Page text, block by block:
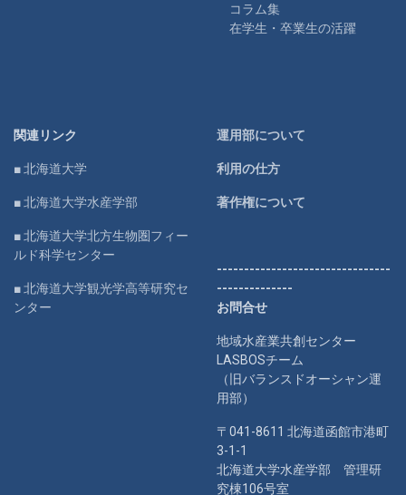
コラム集
在学生・卒業生の活躍
関連リンク
■ 北海道大学
■ 北海道大学水産学部
■ 北海道大学北方生物圏フィー
ルド科学センター
■ 北海道大学観光学高等研究セ
ンター
運用部について
利用の仕方
著作権について
--------------------------------
--------------
お問合せ
地域水産業共創センター
LASBOSチーム
（旧バランスドオーシャン運
用部）
〒041-8611 北海道函館市港町
3-1-1
北海道大学水産学部 管理研
究棟106号室